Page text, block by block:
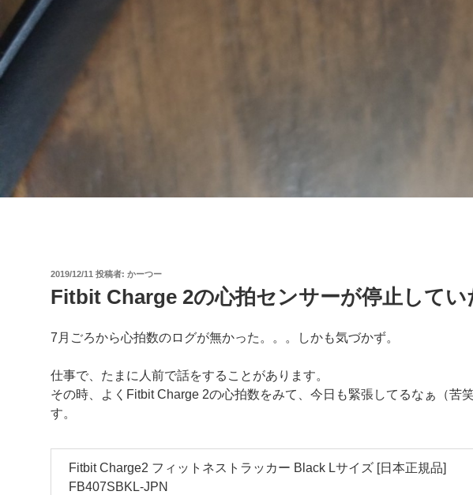
投
日:
2019/12/11 投稿者: かーつー
Fitbit Charge 2の心拍センサーが停止してい
7月ごろから心拍数のログが無かった。。。しかも気づかず。
仕事で、たまに人前で話をすることがあります。
その時、よくFitbit Charge 2の心拍数をみて、今日も緊張してるなぁ（苦
す。
Fitbit Charge2 フィットネストラッカー Black Lサイズ [日本正規品]
FB407SBKL-JPN